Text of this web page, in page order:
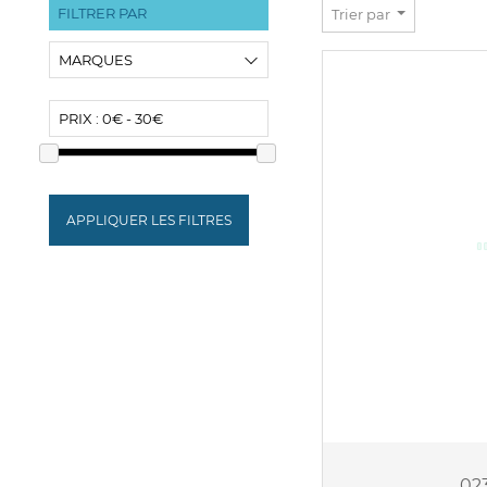
FILTRER PAR
MARQUES
COCKTAIL GAMES
DIVERS
DJECO
JANOD
RAVENSBURGER
PRIX : 0€ - 30€
APPLIQUER LES FILTRES
Trier par